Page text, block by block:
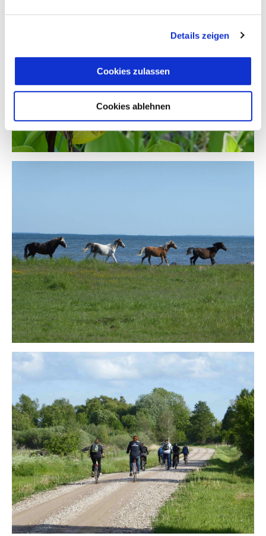
Details zeigen
Cookies zulassen
Cookies ablehnen